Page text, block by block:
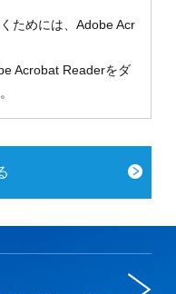
ためには、Adobe Acr
Acrobat Readerをダ